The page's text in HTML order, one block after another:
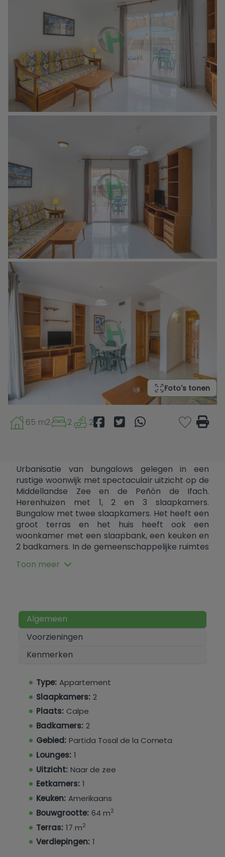
Foto's tonen
65 m2 2 2
Urbanisatie van bungalows gelegen in een
rustige woonwijk met spectaculair uitzicht op de
Middellandse Zee en de Peñón de Ifach.
Herenhuizen met 1, 2 en 3 slaapkamers.
Bungalow met twee slaapkamers. Het heeft een
groot terras en het huis heeft ook een
woonkamer met een slaapbank, een keuken en
2 badkamers. In de gemeenschappelijke ruimtes
De locatie biedt uitzicht over de Middellandse
investering in toeristische verhuur. Het
appartement is volledig gemeubileerd.
Toon meer
Algemeen
Voorzieningen
Kenmerken
Type: Appartement
Slaapkamers: 2
Plaats: Calpe
Badkamers: 2
Gebied: Partida Tosal de la Cometa
Lounges: 1
Uitzicht: Naar de zee
Eetkamers: 1
Keuken: Amerikaans
Bouwgrootte: 64 m2
Terras: 17 m2
Verdiepingen: 1